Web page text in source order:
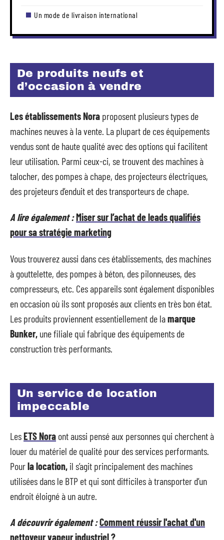
Un mode de livraison international
De produits neufs et
d’occasion à vendre
Les établissements Nora proposent plusieurs types de
machines neuves à la vente. La plupart de ces équipements
vendus sont de haute qualité avec des options qui facilitent
leur utilisation. Parmi ceux-ci, se trouvent des machines à
talocher, des pompes à chape, des projecteurs électriques,
des projeteurs d’enduit et des transporteurs de chape.
A lire également :Miser sur l’achat de leads qualifiés
pour sa stratégie marketing
Vous trouverez aussi dans ces établissements, des machines
à gouttelette, des pompes à béton, des pilonneuses, des
compresseurs, etc. Ces appareils sont également disponibles
en occasion où ils sont proposés aux clients en très bon état.
Les produits proviennent essentiellement de lamarque
Bunker, une filiale qui fabrique des équipements de
construction très performants.
Un service de location
impeccable
LesETS Nora ont aussi pensé aux personnes qui cherchent à
louer du matériel de qualité pour des services performants.
Pourla location, il s’agit principalement des machines
utilisées dans le BTP et qui sont difficiles à transporter d’un
endroit éloigné à un autre.
A découvrir également :Comment réussir l'achat d'un
nettoyeur vapeur industriel ?